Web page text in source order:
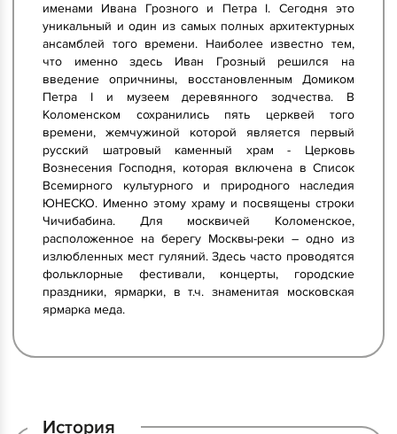
именами Ивана Грозного и Петра I. Сегодня это
уникальный и один из самых полных архитектурных
ансамблей того времени. Наиболее известно тем,
что именно здесь Иван Грозный решился на
введение опричнины, восстановленным Домиком
Петра I и музеем деревянного зодчества. В
Коломенском сохранились пять церквей того
времени, жемчужиной которой является первый
русский шатровый каменный храм - Церковь
Вознесения Господня, которая включена в Список
Всемирного культурного и природного наследия
ЮНЕСКО. Именно этому храму и посвящены строки
Чичибабина. Для москвичей Коломенское,
расположенное на берегу Москвы-реки – одно из
излюбленных мест гуляний. Здесь часто проводятся
фольклорные фестивали, концерты, городские
праздники, ярмарки, в т.ч. знаменитая московская
ярмарка меда.
История